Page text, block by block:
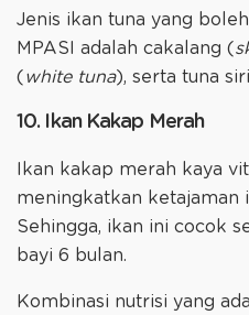
Jenis ikan tuna yang
MPASI adalah cakalang (
( white tuna), serta tuna
10. Ikan Kakap Merah
Ikan kakap merah kaya
meningkatkan ketajaman
Sehingga, ikan ini cocok
bayi 6 bulan.
Kombinasi nutrisi yang